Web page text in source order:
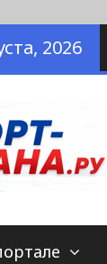
2026